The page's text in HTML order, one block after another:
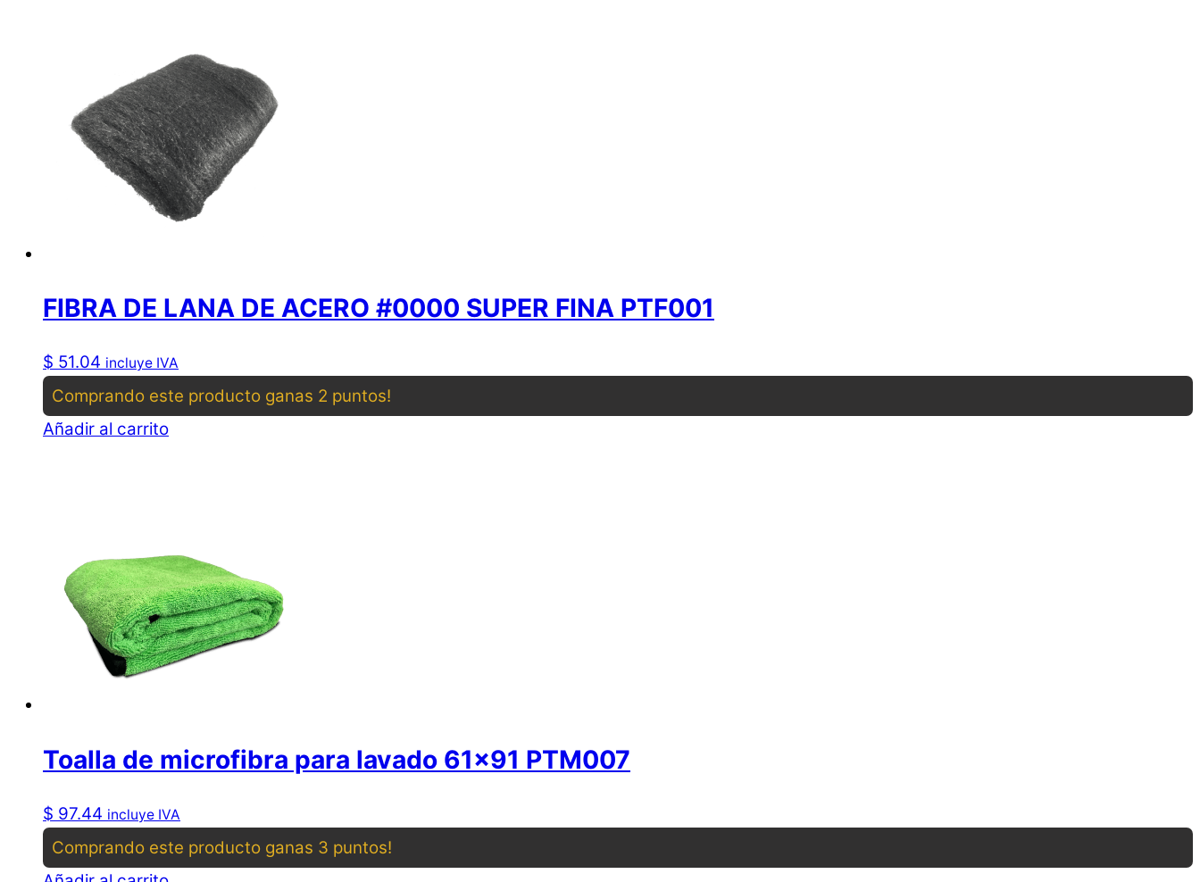
FIBRA DE LANA DE ACERO #0000 SUPER FINA PTF001
$ 51.04 incluye IVA
Comprando este producto ganas 2 puntos!
Añadir al carrito
Toalla de microfibra para lavado 61×91 PTM007
$ 97.44 incluye IVA
Comprando este producto ganas 3 puntos!